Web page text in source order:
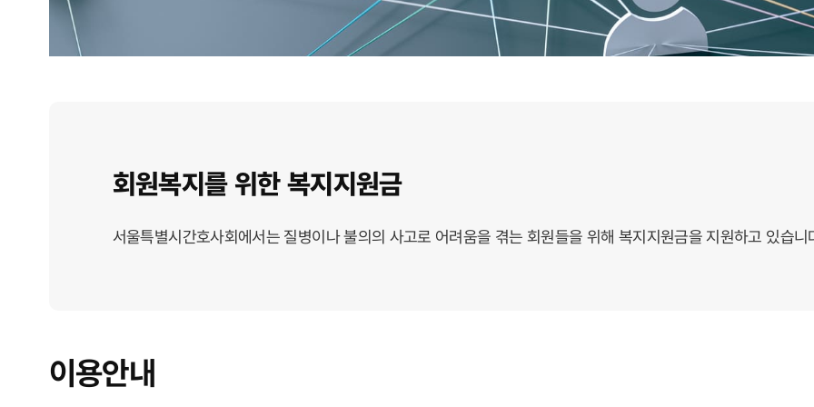
회원복지를 위한 복지지원금
서울특별시간호사회에서는 질병이나 불의의 사고로 어려움을 겪는 회원들을 위해 복지지원금을 지원하고 있습니
이용안내